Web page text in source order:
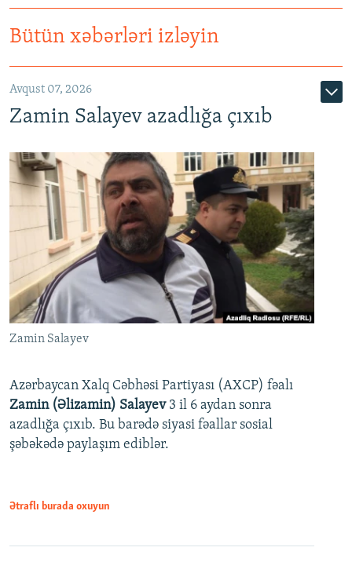
Bütün xəbərləri izləyin
Avqust 07, 2026
Zamin Salayev azadlığa çıxıb
Zamin Salayev
Azərbaycan Xalq Cəbhəsi Partiyası (AXCP) fəalı
Zamin (Əlizamin) Salayev 3 il 6 aydan sonra
azadlığa çıxıb. Bu barədə siyasi fəallar sosial
şəbəkədə paylaşım ediblər.
Ətraflı burada oxuyun